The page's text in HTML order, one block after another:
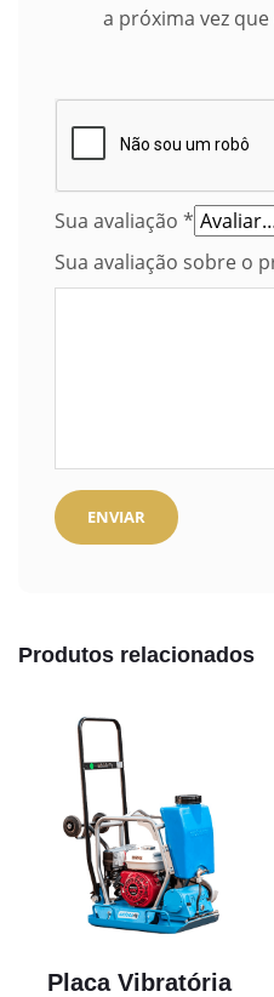
a próxima vez
Sua avaliação *
Sua avaliação sobre o
Produtos relacionados
Placa Vibratória